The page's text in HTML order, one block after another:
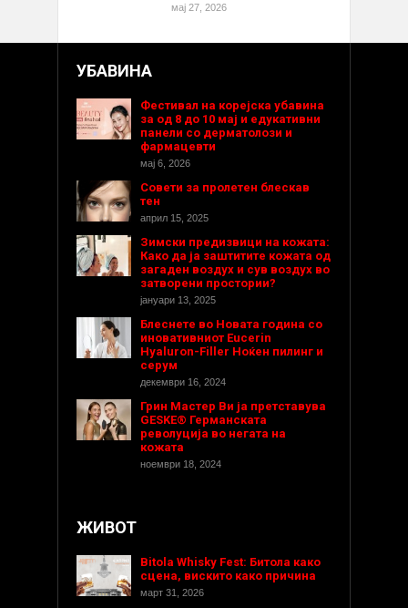
мај 27, 2026
УБАВИНА
Фестивал на корејска убавина
за од 8 до 10 мај и едукативни
панели со дерматолози и
фармацевти
мај 6, 2026
Совети за пролетен блескав
тен
април 15, 2025
Зимски предизвици на кожата:
Како да ја заштитите кожата од
загаден воздух и сув воздух во
затворени простории?
јануари 13, 2025
Блеснете во Новата година со
иновативниот Eucerin
Hyaluron-Filler Ноќен пилинг и
серум
декември 16, 2024
Грин Мастер Ви ја претставува
GESKE® Германската
револуција во негата на
кожата
ноември 18, 2024
ЖИВОТ
Bitola Whisky Fest: Битола како
сцена, вискито како причина
март 31, 2026